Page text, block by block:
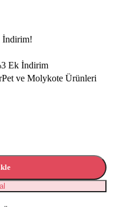
İndirim!
Ek İndirim
ve Molykote Ürünleri